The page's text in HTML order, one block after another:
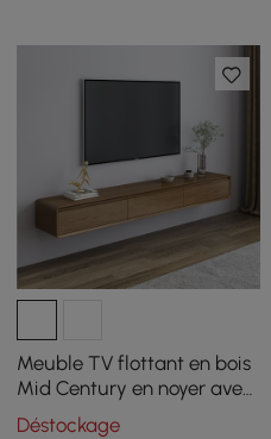
Meuble TV flottant en bois
Mid Century en noyer avec
3 tiroirs pour téléviseurs
Déstockage